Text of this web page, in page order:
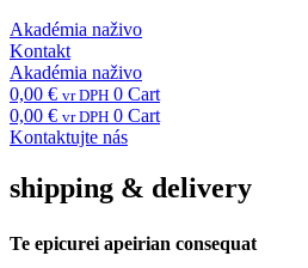
Akadémia naživo
Kontakt
Akadémia naživo
0,00 € vr DPH 0 Cart
0,00 € vr DPH 0 Cart
Kontaktujte nás
shipping & delivery
Te epicurei apeirian consequat